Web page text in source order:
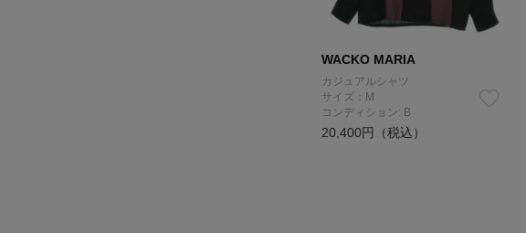
WACKO MARIA
カジュアルシャツ
サイズ：M
コンディション: B
20,400円（税込）